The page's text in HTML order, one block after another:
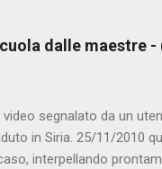
dalle maestre -
video segnalato da un
in Siria. 25/11/2010
interpellando